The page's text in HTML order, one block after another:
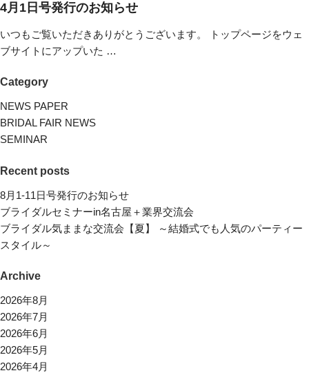
4月1日号発行のお知らせ
いつもご覧いただきありがとうございます。 トップページをウェ
ブサイトにアップいた …
Category
NEWS PAPER
BRIDAL FAIR NEWS
SEMINAR
Recent posts
8月1-11日号発行のお知らせ
ブライダルセミナーin名古屋＋業界交流会
ブライダル気ままな交流会【夏】 ～結婚式でも人気のパーティー
スタイル～
Archive
2026年8月
2026年7月
2026年6月
2026年5月
2026年4月